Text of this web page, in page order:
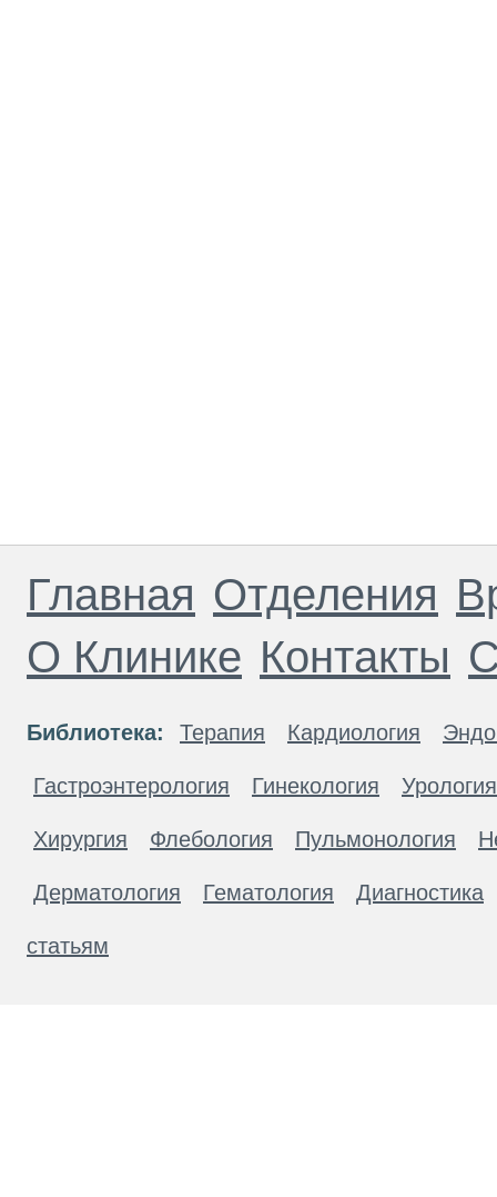
Главная Отделения
О Клинике Контакты
Библиотека: Терапия Кардиология
Гастроэнтерология Гинекология Урология
Хирургия Флебология Пульмонология
Дерматология Гематология Диагностика
статьям